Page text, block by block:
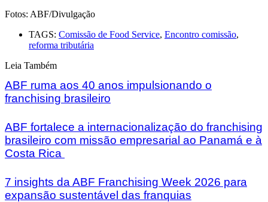
Fotos: ABF/Divulgação
TAGS: Comissão de Food Service, Encontro comissão,
reforma tributária
Leia Também
ABF ruma aos 40 anos impulsionando o
franchising brasileiro
ABF fortalece a internacionalização do franchising
brasileiro com missão empresarial ao Panamá e à
Costa Rica
7 insights da ABF Franchising Week 2026 para
expansão sustentável das franquias